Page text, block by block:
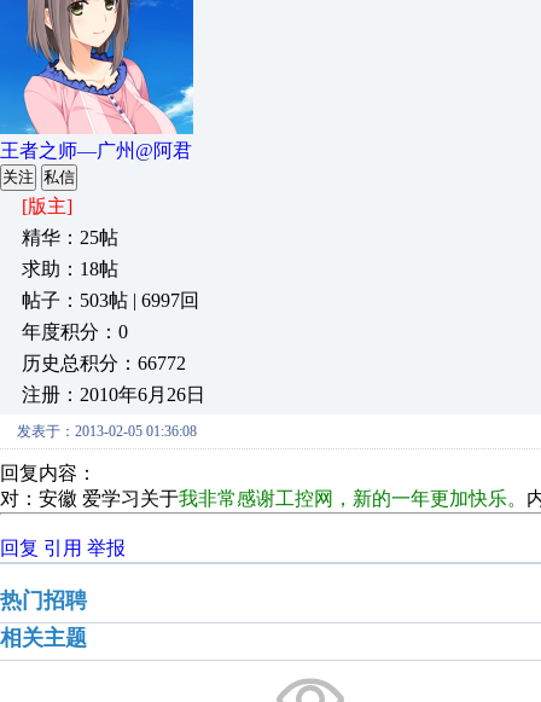
王者之师—广州@阿君
关注 私信
[版主]
精华：25帖
求助：18帖
帖子：503帖 | 6997回
年度积分：0
历史总积分：66772
注册：2010年6月26日
发表于：2013-02-05 01:36:08
回复内容：
对：安徽 爱学习关于我非常感谢工控网，新的一年更加快乐。
回复 引用 举报
热门招聘
相关主题